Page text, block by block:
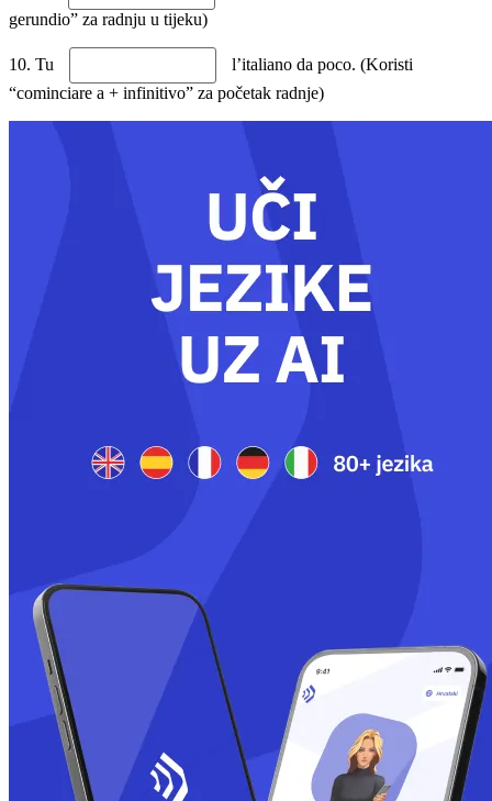
gerundio” za radnju u tijeku)
10. Tu
l’italiano da poco. (Koristi
“cominciare a + infinitivo” za početak radnje)